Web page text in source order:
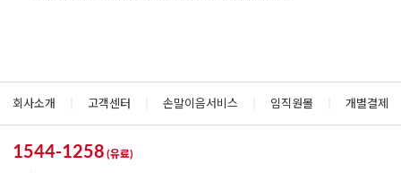
회사소개 고객센터 손말이음서비스 임직원몰 개별결제
1544-1258 (유료)